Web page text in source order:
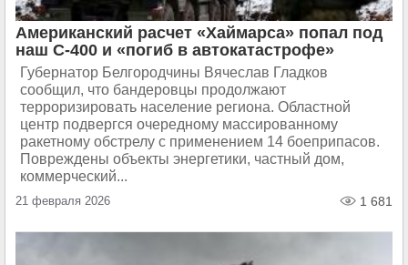
Американский расчет «Хаймарса» попал под
наш С-400 и «погиб в автокатастрофе»
Губернатор Белгородчины Вячеслав Гладков
сообщил, что бандеровцы продолжают
терроризировать население региона. Областной
центр подвергся очередному массированному
ракетному обстрелу с применением 14 боеприпасов.
Повреждены объекты энергетики, частный дом,
коммерческий...
21 февраля 2026 1 681